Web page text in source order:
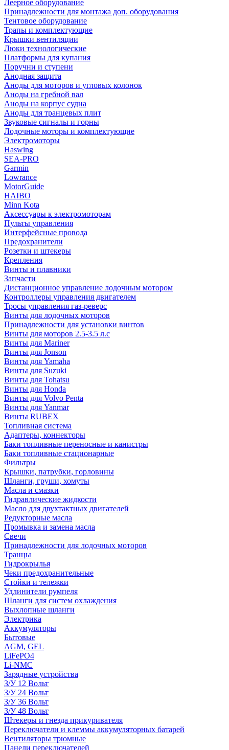
Леерное оборудование
Принадлежности для монтажа доп. оборудования
Тентовое оборудование
Трапы и комплектующие
Крышки вентиляции
Люки технологические
Платформы для купания
Поручни и ступени
Анодная защита
Аноды для моторов и угловых колонок
Аноды на гребной вал
Аноды на корпус судна
Аноды для транцевых плит
Звуковые сигналы и горны
Лодочные моторы и комплектующие
Электромоторы
Haswing
SEA-PRO
Garmin
Lowrance
MotorGuide
HAIBO
Minn Kota
Аксессуары к электромоторам
Пульты управления
Интерфейсные провода
Предохранители
Розетки и штекеры
Крепления
Винты и плавники
Запчасти
Дистанционное управление лодочным мотором
Контроллеры управления двигателем
Тросы управления газ-реверс
Винты для лодочных моторов
Принадлежности для установки винтов
Винты для моторов 2.5-3.5 л.с
Винты для Mariner
Винты для Jonson
Винты для Yamaha
Винты для Suzuki
Винты для Tohatsu
Винты для Honda
Винты для Volvo Penta
Винты для Yanmar
Винты RUBEX
Топливная система
Адаптеры, коннекторы
Баки топливные переносные и канистры
Баки топливные стационарные
Фильтры
Крышки, патрубки, горловины
Шланги, груши, хомуты
Масла и смазки
Гидравлические жидкости
Масло для двухтактных двигателей
Редукторные масла
Промывка и замена масла
Свечи
Принадлежности для лодочных моторов
Транцы
Гидрокрылья
Чеки предохранительные
Стойки и тележки
Удлинители румпеля
Шланги для систем охлаждения
Выхлопные шланги
Электрика
Аккумуляторы
Бытовые
AGM, GEL
LiFePO4
Li-NMC
Зарядные устройства
З/У 12 Вольт
З/У 24 Вольт
З/У 36 Вольт
З/У 48 Вольт
Штекеры и гнезда прикуривателя
Переключатели и клеммы аккумуляторных батарей
Вентиляторы трюмные
Панели переключателей